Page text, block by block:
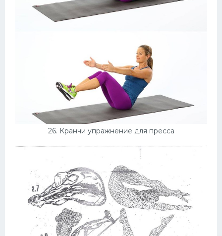
26. Кранчи упражнение для пресса